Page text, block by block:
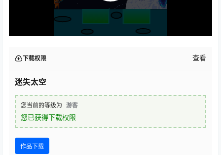
下载权限 查看
迷失太空
您当前的等级为 游客
您已获得下载权限
作品下载